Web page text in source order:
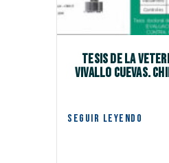
Tesis de la
VIVALLO CUEVAS.
SEGUIR LEYENDO